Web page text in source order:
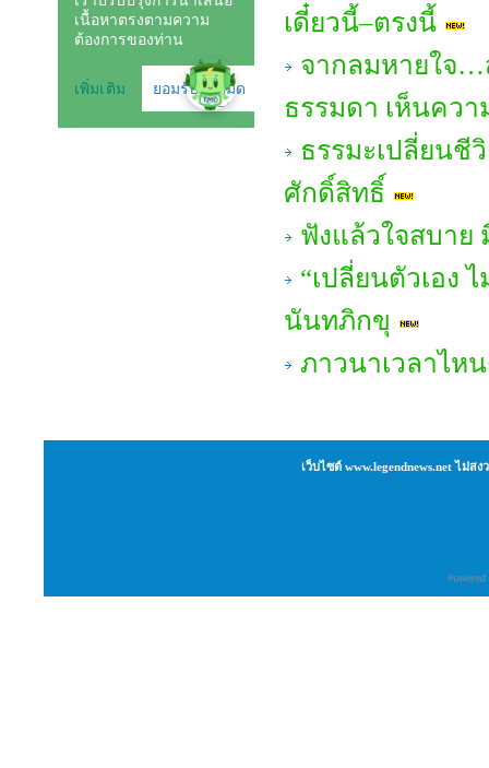
เดี๋ยวนี้–ตรงนี้
จากลมหายใจ…
ธรรมดา เห็นคว
ธรรมะเปลี่ยนชี
ศักดิ์สิทธิ์
ฟังแล้วใจสบาย
“เปลี่ยนตัวเอง
นันทภิกขุ
ภาวนาเวลาไห
เว็บไซต์ www.legendnews.net ไม่